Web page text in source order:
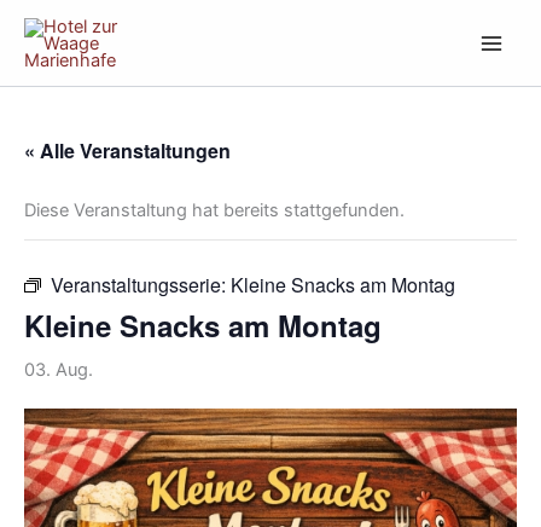
Zum
Inhalt
springen
« Alle Veranstaltungen
Diese Veranstaltung hat bereits stattgefunden.
Veranstaltungsserie: Kleine Snacks am Montag
Kleine Snacks am Montag
03. Aug.